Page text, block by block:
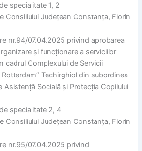
specialitate 1, 2
Consiliului Județean Constanța, Florin
nr.94/07.04.2025 privind aprobarea
și funcționare a serviciilor
cadrul Complexului de Servicii
Techirghiol din subordinea
Asistență Socială și Protecția Copilului
specialitate 2, 4
Consiliului Județean Constanța, Florin
nr.95/07.04.2025 privind